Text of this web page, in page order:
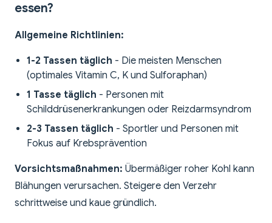
essen?
Allgemeine Richtlinien:
1-2 Tassen täglich - Die meisten Menschen
(optimales Vitamin C, K und Sulforaphan)
1 Tasse täglich - Personen mit
Schilddrüsenerkrankungen oder Reizdarmsyndrom
2-3 Tassen täglich - Sportler und Personen mit
Fokus auf Krebsprävention
Vorsichtsmaßnahmen: Übermäßiger roher Kohl kann
Blähungen verursachen. Steigere den Verzehr
schrittweise und kaue gründlich.